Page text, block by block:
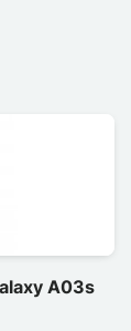
A03s